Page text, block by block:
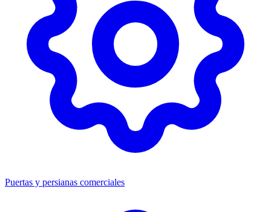
Puertas y persianas comerciales